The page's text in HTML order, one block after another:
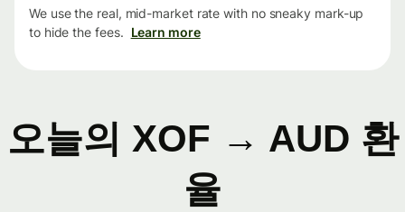
We use the real, mid-market rate with no sneaky mark-up
to hide the fees. Learn more
오늘의 XOF → AUD 환
율